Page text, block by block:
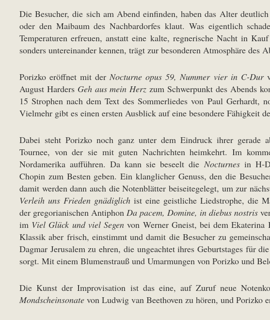
Die Besucher, die sich am Abend einfinden, haben das Alter
oder den Maibaum des Nachbardorfes klaut. Was eigentlich
Temperaturen erfreuen, anstatt eine kalte, regnerische Nacht in
sonders untereinander kennen, trägt zur besonderen Atmosphäre des
Porizko eröffnet mit derNocturne opus 59, Nummer vier in C-Dur
August Harders Geh aus mein Herz zum Schwerpunkt des Abends
15 Strophen nach dem Text des Sommerliedes von Paul Gerhardt,
Vielmehr gibt es einen ersten Ausblick auf eine besondere Fähigkeit
Dabei steht Porizko noch ganz unter dem Eindruck ihrer gerade
Tournee, von der sie mit guten Nachrichten heimkehrt. Im
Nordamerika aufführen. Da kann sie beseelt die Nocturnesin H-
Chopin zum Besten geben. Ein klanglicher Genuss, den die
damit werden dann auch die Notenblätter beiseitegelegt, um zur
Verleih uns Frieden gnädiglich ist eine geistliche Liedstrophe, die
der gregorianischen Antiphon Da pacem, Domine, in diebus nostris
im Viel Glück und viel Segen von Werner Gneist, bei dem Ekaterina
Klassik aber frisch, einstimmt und damit die Besucher zu
Dagmar Jerusalem zu ehren, die ungeachtet ihres Geburtstages für
sorgt. Mit einem Blumenstrauß und Umarmungen von Porizko und
Die Kunst der Improvisation ist das eine, auf Zuruf neue
Mondscheinsonate von Ludwig van Beethoven zu hören, und Porizko